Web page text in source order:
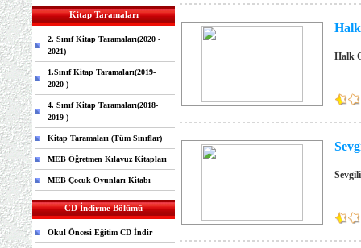
Kitap Taramaları
2. Sınıf Kitap Taramaları(2020 -
2021)
1.Sınıf Kitap Taramaları(2019-
2020 )
4. Sınıf Kitap Taramaları(2018-
2019 )
Kitap Taramaları (Tüm Sınıflar)
MEB Öğretmen Kılavuz Kitapları
MEB Çocuk Oyunları Kitabı
CD İndirme Bölümü
Okul Öncesi Eğitim CD İndir
Halk